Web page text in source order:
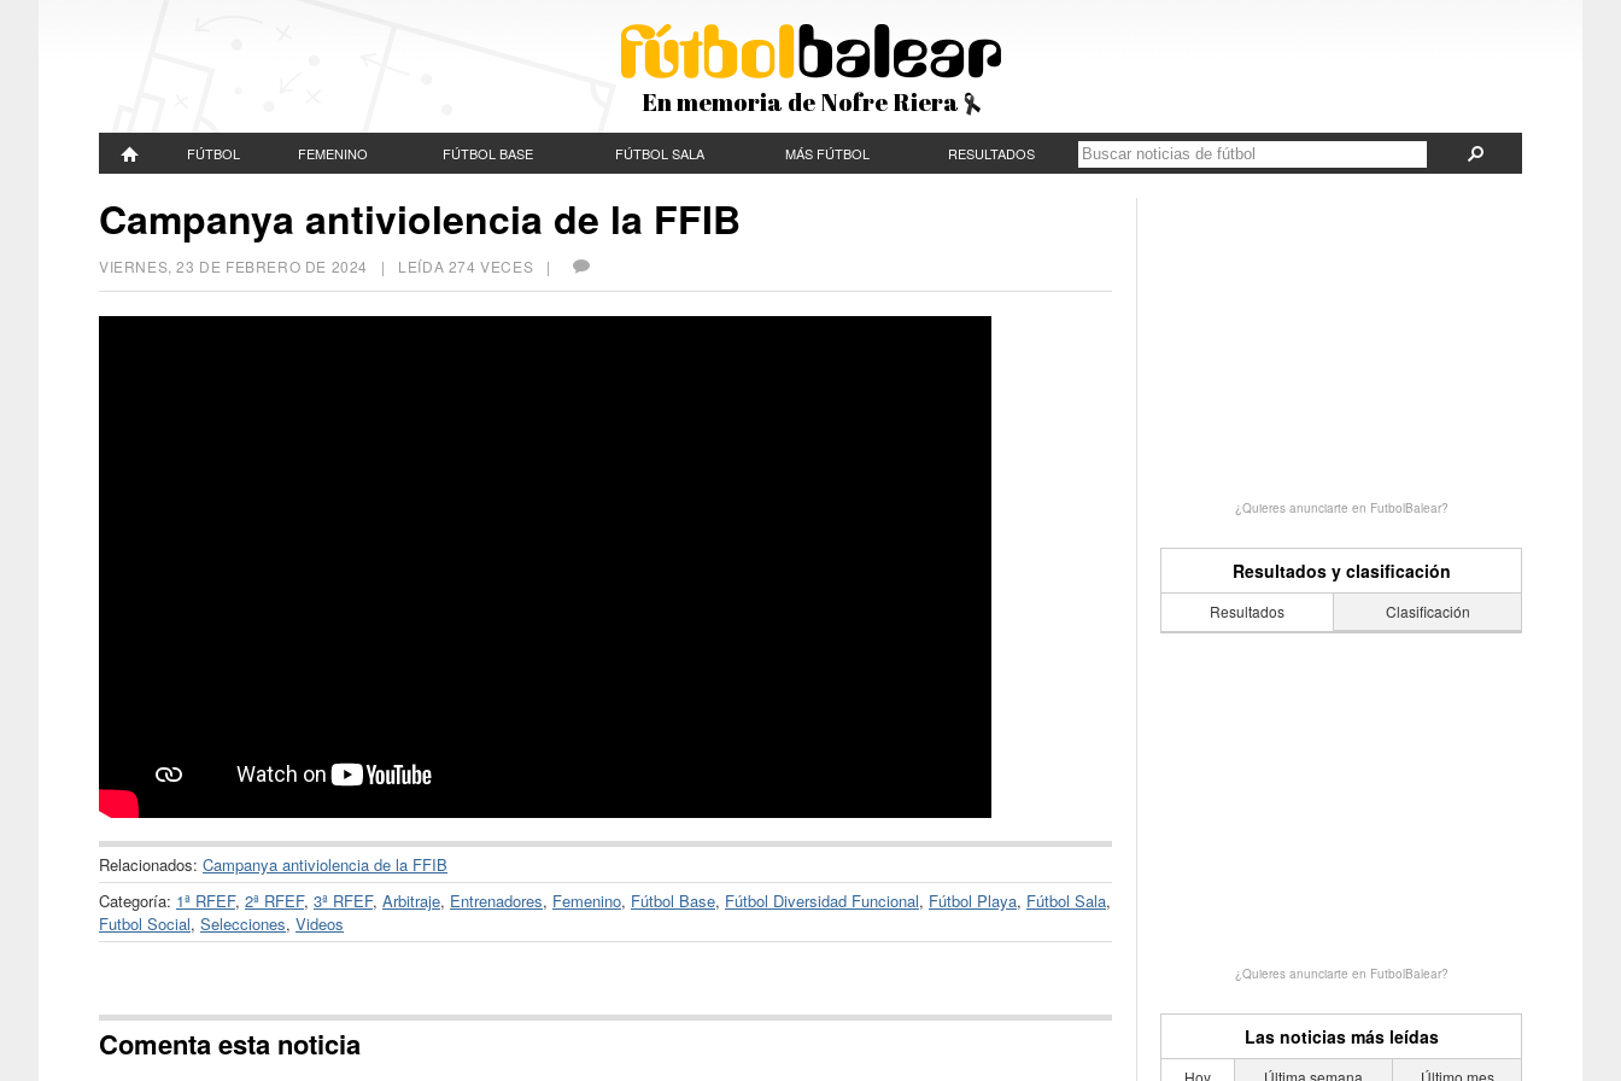
En memoria de Nofre Riera
FÚTBOL FEMENINO FÚTBOL BASE FÚTBOL SALA MÁS FÚTBOL RESULTADOS
Campanya antiviolencia de la FFIB
VIERNES, 23 DE FEBRERO DE 2024 | LEÍDA 274 VECES |
Relacionados: Campanya antiviolencia de la FFIB
Categoría: 1ª RFEF, 2ª RFEF, 3ª RFEF, Arbitraje, Entrenadores, Femenino, Fútbol Base, Fútbol Diversidad Funcional, Fútbol Playa, Fútbol Sala,
Futbol Social, Selecciones, Videos
Comenta esta noticia
¿Quieres anunciarte en FutbolBalear?
Resultados y clasificación
Resultados Clasificación
¿Quieres anunciarte en FutbolBalear?
Las noticias más leídas
Hoy Última semana Último mes